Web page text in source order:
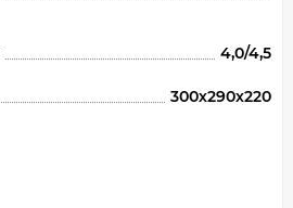
4,0/4,5
300х290х220